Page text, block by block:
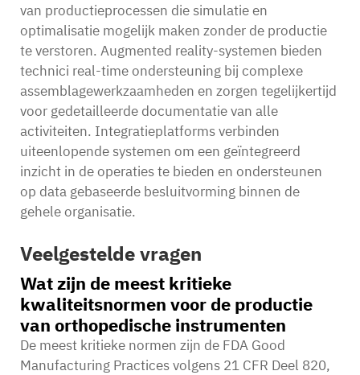
van productieprocessen die simulatie en
optimalisatie mogelijk maken zonder de productie
te verstoren. Augmented reality-systemen bieden
technici real-time ondersteuning bij complexe
assemblagewerkzaamheden en zorgen tegelijkertijd
voor gedetailleerde documentatie van alle
activiteiten. Integratieplatforms verbinden
uiteenlopende systemen om een geïntegreerd
inzicht in de operaties te bieden en ondersteunen
op data gebaseerde besluitvorming binnen de
gehele organisatie.
Veelgestelde vragen
Wat zijn de meest kritieke
kwaliteitsnormen voor de productie
van orthopedische instrumenten
De meest kritieke normen zijn de FDA Good
Manufacturing Practices volgens 21 CFR Deel 820,